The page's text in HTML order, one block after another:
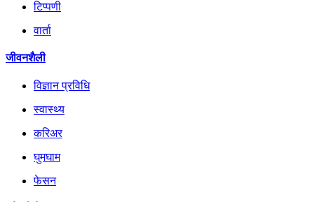
टिप्पणी
वार्ता
जीवनशैली
विज्ञान प्रविधि
स्वास्थ्य
करिअर
घुमघाम
फेसन